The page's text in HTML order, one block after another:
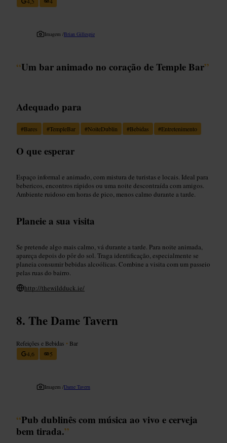
Imagem /Brian Gillespie
“Um bar animado no coração de Temple Bar”
Adequado para
#Bares #TempleBar #NoiteDublin #Bebidas #Entretenimento
O que esperar
Espaço informal e animado, com mistura de turistas e locais. Ideal para
bebericos, encontros rápidos ou uma noite descontraída com amigos.
Ambiente ruidoso em horas de pico, menos calmo durante a tarde.
Planeie a sua visita
Se pretende algo mais calmo, vá durante a tarde. Para noite animada,
apareça depois do pôr do sol. Traga identificação, especialmente se
planeia consumir bebidas alcoólicas. Combine a visita com um passeio
pelas ruas do bairro.
http://thewildduck.ie/
The Dame Tavern
Refeições e Bebidas • Bar
4,6
5
Imagem /Dame Tavern
“Pub dublinês com música ao vivo e cerveja
bem tirada.”